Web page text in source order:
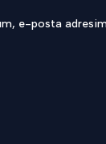
e-posta